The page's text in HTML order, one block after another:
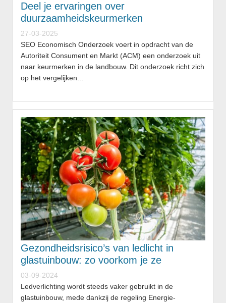
Deel je ervaringen over
duurzaamheidskeurmerken
27-03-2025
SEO Economisch Onderzoek voert in opdracht van de
Autoriteit Consument en Markt (ACM) een onderzoek uit
naar keurmerken in de landbouw. Dit onderzoek richt zich
op het vergelijken...
Gezondheidsrisico’s van ledlicht in
glastuinbouw: zo voorkom je ze
03-09-2024
Ledverlichting wordt steeds vaker gebruikt in de
glastuinbouw, mede dankzij de regeling Energie-